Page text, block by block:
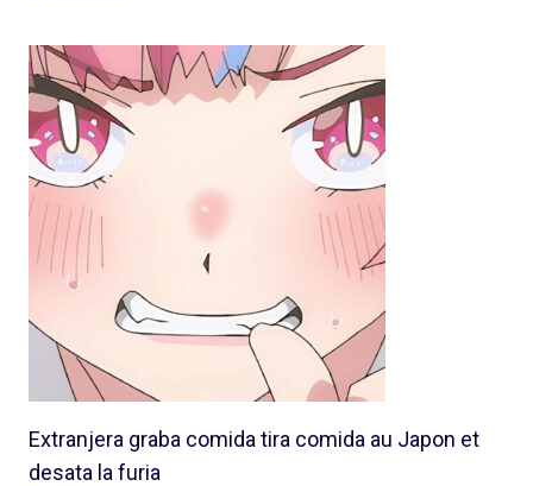
Extranjera graba comida tira comida au Japon et
desata la furia